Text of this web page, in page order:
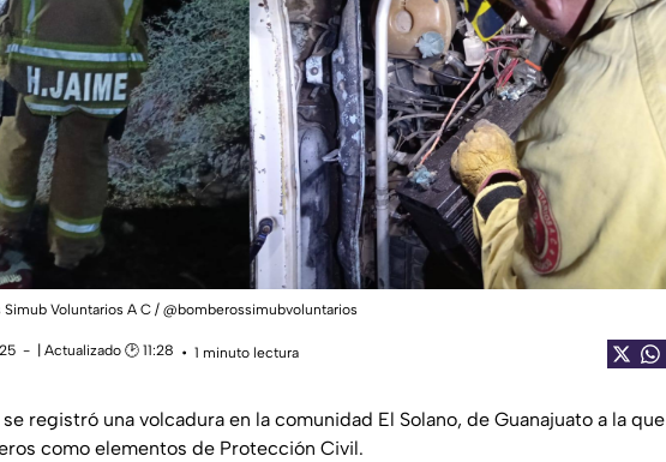
Simub Voluntarios A C / @bomberossimubvoluntarios
| Actualizado 🕑 11:28
1 minuto lectura
registró una volcadura en la comunidad El Solano, de Guanajuato a la que
como elementos de Protección Civil.